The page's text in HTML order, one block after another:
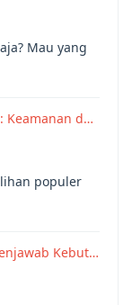
Mau yang
Keamanan d…
populer
Kebut…